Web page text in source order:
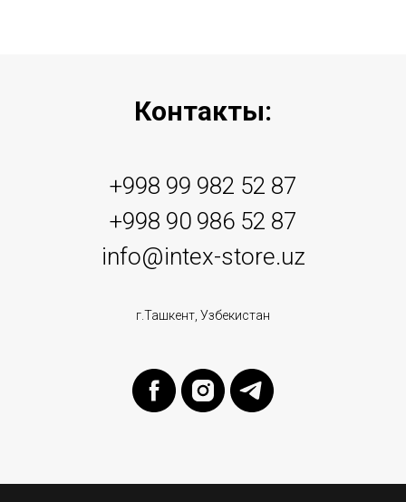
Контакты:
+998 99 982 52 87
+998 90 986 52 87
info@intex-store.uz
г.Ташкент, Узбекистан